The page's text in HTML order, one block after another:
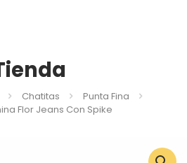
Chatitas
Punta Fina
Flor Jeans Con Spike